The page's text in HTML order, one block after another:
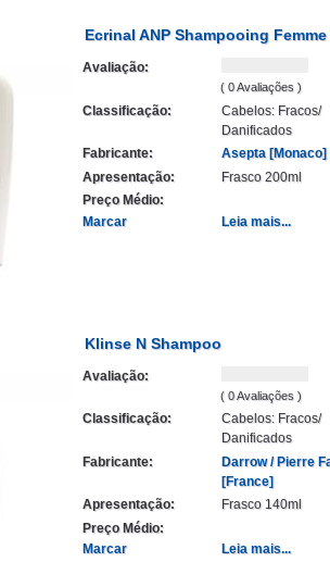
Ecrinal ANP Shampooing Femme
Avaliação:
( 0 Avaliações )
Classificação:
Cabelos: Fracos/
Danificados
Fabricante:
Asepta [Monaco]
Apresentação:
Frasco 200ml
Preço Médio:
Marcar
Leia mais...
Klinse N Shampoo
Avaliação:
( 0 Avaliações )
Classificação:
Cabelos: Fracos/
Danificados
Fabricante:
Darrow / Pierre
[France]
Apresentação:
Frasco 140ml
Preço Médio:
Marcar
Leia mais...